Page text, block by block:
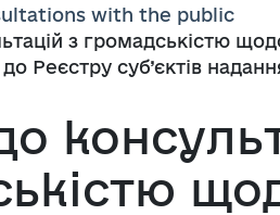
with the public
з громадськістю
Реєстру суб’єктів